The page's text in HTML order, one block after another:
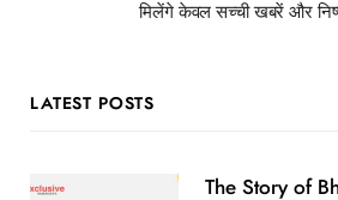
मिलेंगे केवल सच्ची खबरें और
LATEST POSTS
The Story of